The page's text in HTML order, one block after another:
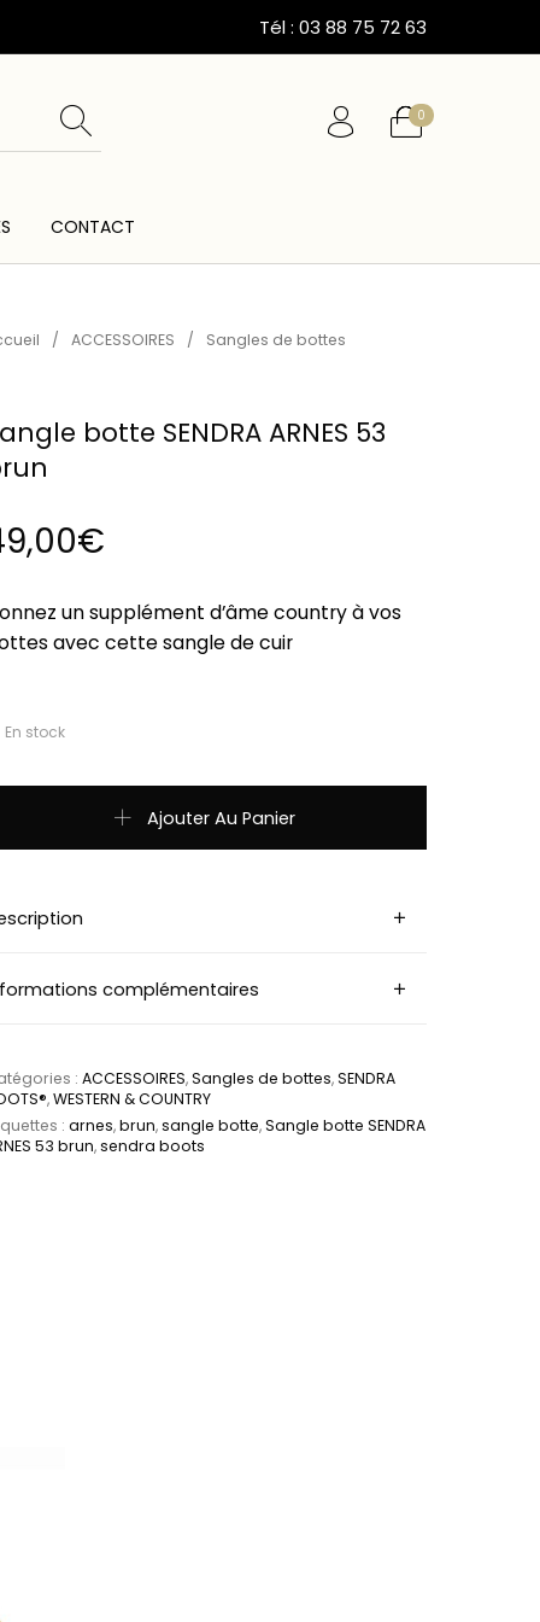
Tél : 03 88 75 72 63
0
CONTACT
/ ACCESSOIRES / Sangles de bottes
botte SENDRA ARNES 53
€
un supplément d’âme country à vos
avec cette sangle de cuir
En stock
Ajouter Au Panier
complémentaires
: ACCESSOIRES,Sangles de bottes,SENDRA
,WESTERN & COUNTRY
: arnes,brun,sangle botte,Sangle botte SENDRA
53 brun,sendra boots